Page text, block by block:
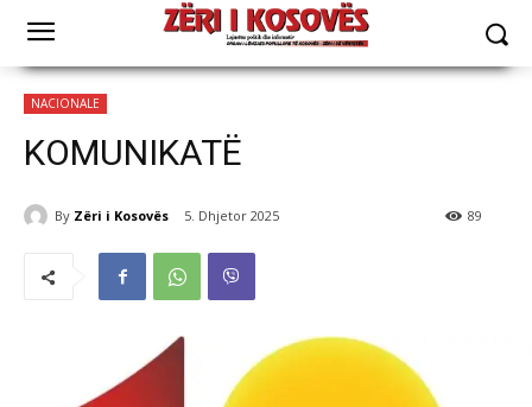
NACIONALE
KOMUNIKATË
By Zëri i Kosovës 5. Dhjetor 2025 89